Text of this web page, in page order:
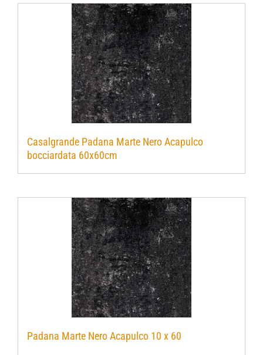
Over ons
Casalgrande Padana Marte Nero Acapulco
bocciardata 60x60cm
Padana Marte Nero Acapulco 10 x 60